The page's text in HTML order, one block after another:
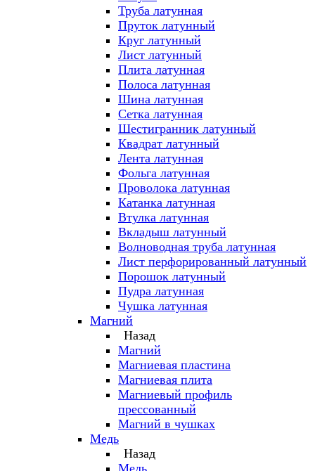
Труба латунная
Пруток латунный
Круг латунный
Лист латунный
Плита латунная
Полоса латунная
Шина латунная
Сетка латунная
Шестигранник латунный
Квадрат латунный
Лента латунная
Фольга латунная
Проволока латунная
Катанка латунная
Втулка латунная
Вкладыш латунный
Волноводная труба латунная
Лист перфорированный латунный
Порошок латунный
Пудра латунная
Чушка латунная
Магний
Назад
Магний
Магниевая пластина
Магниевая плита
Магниевый профиль
прессованный
Магний в чушках
Медь
Назад
Медь